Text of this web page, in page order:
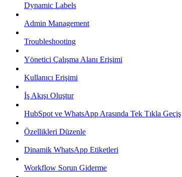
Dynamic Labels
Admin Management
Troubleshooting
Yönetici Çalışma Alanı Erişimi
Kullanıcı Erişimi
İş Akışı Oluştur
HubSpot ve WhatsApp Arasında Tek Tıkla Geçiş
Özellikleri Düzenle
Dinamik WhatsApp Etiketleri
Workflow Sorun Giderme